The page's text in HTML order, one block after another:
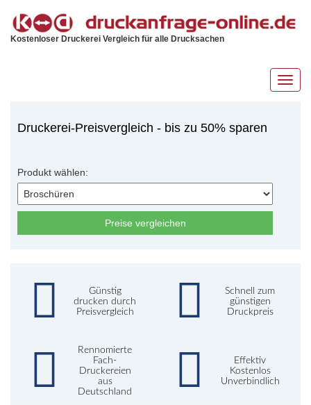
Kostenloser Druckerei Vergleich für alle Drucksachen
Druckerei-Preisvergleich - bis zu 50% sparen
Produkt wählen:
Preise vergleichen
Günstig
drucken durch
Preisvergleich
Schnell zum
günstigen
Druckpreis
Rennomierte
Fach-
Druckereien
aus
Deutschland
Effektiv
Kostenlos
Unverbindlich